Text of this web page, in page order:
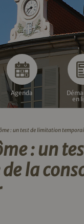
Agenda
en
: un test de limitation
: un
la